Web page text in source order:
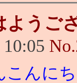
ようご
No.
こんに